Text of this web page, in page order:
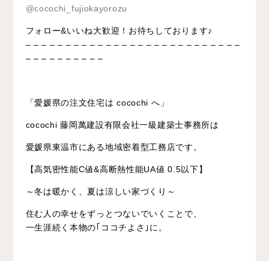
@cocochi_fujiokayorozu
フォロー&いいね大歓迎！お待ちしております♪
– – – – – – – – – – – – – – – – – – – – – – – – – – –
– – – – – – – – – –
「愛媛県の注文住宅は cocochi へ」
cocochi 藤岡萬建設有限会社一級建築士事務所は
愛媛県東温市にある地域密着型工務店です。
【高気密性能C値&高断熱性能UA値 0.5以下】
～冬は暖かく、夏は涼しい家づくり～
住む人の幸せをずっとつないでいくことで、
一生涯続く本物の｢ココチよさ｣に。